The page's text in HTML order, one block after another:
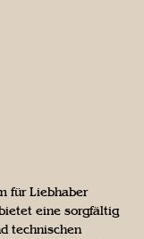
für Liebhaber
eine sorgfältig
technischen